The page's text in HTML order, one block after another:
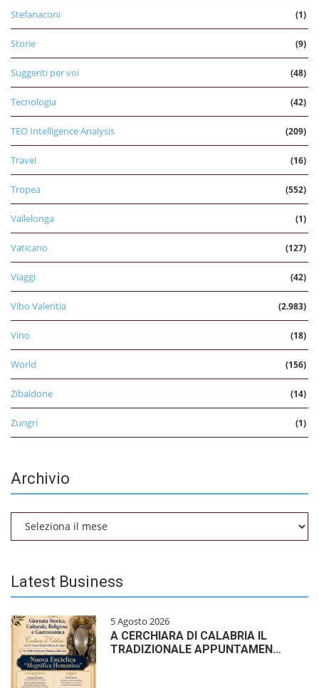
Stefanaconi (1)
Storie (9)
Suggeriti per voi (48)
Tecnologia (42)
TEO Intelligence Analysis (209)
Travel (16)
Tropea (552)
Vallelonga (1)
Vaticano (127)
Viaggi (42)
Vibo Valentia (2.983)
Vino (18)
World (156)
Zibaldone (14)
Zungri (1)
Archivio
Archivio
Latest Business
5 Agosto 2026
A CERCHIARA DI CALABRIA IL
TRADIZIONALE APPUNTAMEN…